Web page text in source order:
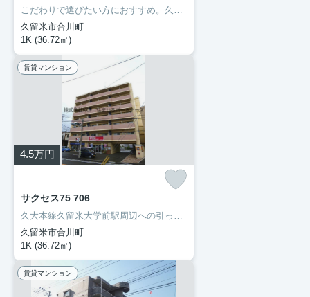
こだわりで選びたい方におすすめ。久留米市エリアで住まいをお探しなら「サクセス75」。セブン-イレブン久留米朝妻店まで徒歩2分と近場にコンビニがあるのもポイント。久留米市や久大本線久留米大学前付近でのお部屋探しは当社にお任せください。お気に入りのお部屋で快適な新生活を始めましょう。
久留米市合川町
1K (36.72㎡)
賃貸マンション
4.5万円
サクセス75 706
久大本線久留米大学前駅周辺への引っ越しをお考えなら「サクセス75」。エントランスと玄関の2つのロックで守られているので安全面に優れているオートロック機能があります。洗面化粧台はコンセントや照明、大きな鏡などがついているので化粧や身支度を整える際に便利です。当たり前の生活が、より素敵なものに変わります。新たな物件探しはあなたに活力を与えることでしょう。ぜひとも当社をご利用ください。
久留米市合川町
1K (36.72㎡)
賃貸マンション